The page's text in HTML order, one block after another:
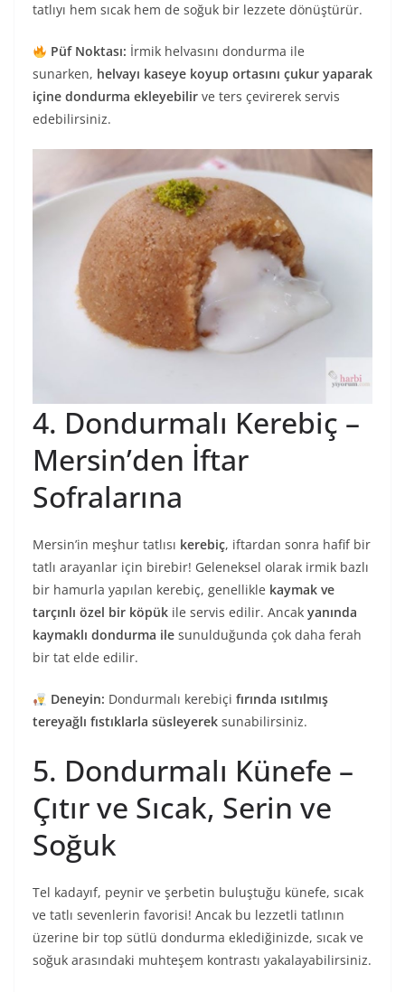
tatlıyı hem sıcak hem de soğuk bir lezzete dönüştürür.
Püf Noktası: İrmik helvasını dondurma ile
sunarken, helvayı kaseye koyup ortasını çukur yaparak
içine dondurma ekleyebilir ve ters çevirerek servis
edebilirsiniz.
4. Dondurmalı Kerebiç –
Mersin’den İftar
Sofralarına
Mersin’in meşhur tatlısı kerebiç, iftardan sonra hafif bir
tatlı arayanlar için birebir! Geleneksel olarak irmik bazlı
bir hamurla yapılan kerebiç, genellikle kaymak ve
tarçınlı özel bir köpük ile servis edilir. Ancak yanında
kaymaklı dondurma ile sunulduğunda çok daha ferah
bir tat elde edilir.
Deneyin: Dondurmalı kerebiçi fırında ısıtılmış
tereyağlı fıstıklarla süsleyerek sunabilirsiniz.
5. Dondurmalı Künefe –
Çıtır ve Sıcak, Serin ve
Soğuk
Tel kadayıf, peynir ve şerbetin buluştuğu künefe, sıcak
ve tatlı sevenlerin favorisi! Ancak bu lezzetli tatlının
üzerine bir top sütlü dondurma eklediğinizde, sıcak ve
soğuk arasındaki muhteşem kontrastı yakalayabilirsiniz.